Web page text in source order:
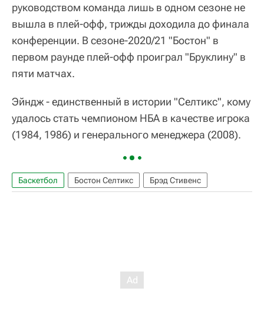
руководством команда лишь в одном сезоне не
вышла в плей-офф, трижды доходила до финала
конференции. В сезоне-2020/21 "Бостон" в
первом раунде плей-офф проиграл "Бруклину" в
пяти матчах.
Эйндж - единственный в истории "Селтикс", кому
удалось стать чемпионом НБА в качестве игрока
(1984, 1986) и генерального менеджера (2008).
Баскетбол Бостон Селтикс Брэд Стивенс